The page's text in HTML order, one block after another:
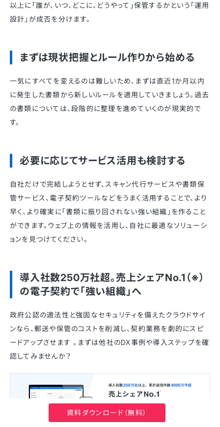
以上に「誰が、いつ、どこに、どうやって」保管するかという「運用
設計」が成否を分けます。
まずは現状把握とルール作りから始める
一気にすべてを変えるのは難しいため、まずは直近1か月以内
に発生した書類から新しいルールを適用していきましょう。過去
の書類については、段階的に整理を進めていくのが現実的で
す。
必要に応じてサービス活用も検討する
自社だけで完結しようとせず、スキャン代行サービスや書類保
管サービス、電子契約ツールなどをうまく活用することで、より
早く、より確実に「書類に振り回されない強い組織」を作ること
ができます。ウェブ上の情報を活用し、自社に最適なソリューシ
ョンを見つけてください。
導入社数250万社超。売上シェアNo.1（※）
の電子契約で「強い組織」へ
政府公認の適法性と強固なセキュリティを備えたクラウドサイ
ンなら、郵送や保管のコストを削減し、契約業務を劇的にスピ
ードアップさせます 。まずは他社のDX事例や導入ステップを確
認してみませんか？
資料ダウンロード（無料）